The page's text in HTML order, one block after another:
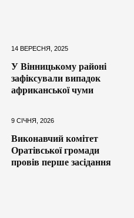
14 ВЕРЕСНЯ, 2025
У Вінницькому районі
зафіксували випадок
африканської чуми
9 СІЧНЯ, 2026
Виконавчий комітет
Оратівської громади
провів перше засідання